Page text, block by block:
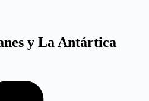
y La Antártica